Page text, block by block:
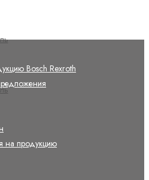
Bosch Rexroth
на продукцию